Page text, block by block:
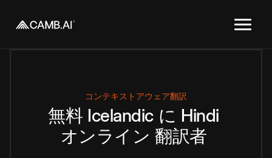
コンテキストアウェア翻訳
無料 Icelandic に Hindi
オンライン 翻訳者